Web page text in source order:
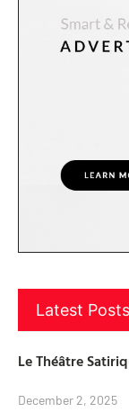
Latest Posts
Le Théâtre
December 2, 2025